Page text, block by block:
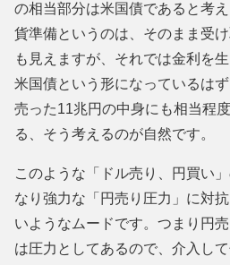
の相当部分は米国債であると考
貨準備というのは、そのまま受
も見えますが、それでは金利を
米国債という形になっているは
売った11兆円の中身にも相当程
る、そう考えるのが自然です。
このような「ドル売り、円買い
なり強力な「円売り圧力」に対
いようなムードです。つまり円
は圧力としてあるので、介入し